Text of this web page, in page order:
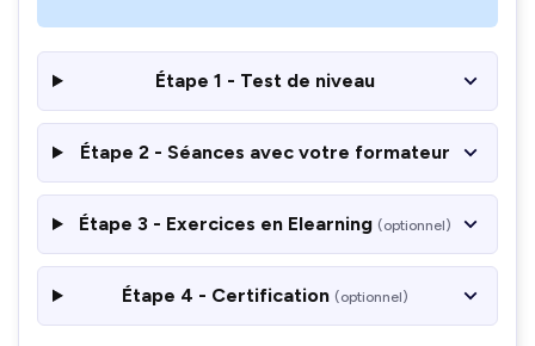
Étape 1 - Test de niveau
Étape 2 - Séances avec votre formateur
Étape 3 - Exercices en Elearning (optionnel)
Étape 4 - Certification (optionnel)